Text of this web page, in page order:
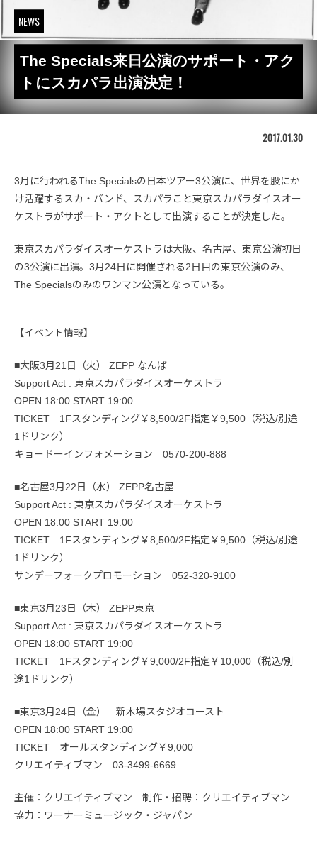
NEWS
The Specials来日公演のサポート・アク
トにスカパラ出演決定！
2017.01.30
3月に行われるThe Specialsの日本ツアー3公演に、世界を股にか
け活躍するスカ・バンド、スカパラこと東京スカパラダイスオー
ケストラがサポート・アクトとして出演することが決定した。
東京スカパラダイスオーケストラは大阪、名古屋、東京公演初日
の3公演に出演。3月24日に開催される2日目の東京公演のみ、
The Specialsのみのワンマン公演となっている。
【イベント情報】
■大阪3月21日（火） ZEPP なんば
Support Act : 東京スカパラダイスオーケストラ
OPEN 18:00 START 19:00
TICKET 1Fスタンディング￥8,500/2F指定￥9,500（税込/別途
1ドリンク）
キョードーインフォメーション 0570-200-888
■名古屋3月22日（水） ZEPP名古屋
Support Act : 東京スカパラダイスオーケストラ
OPEN 18:00 START 19:00
TICKET 1Fスタンディング￥8,500/2F指定￥9,500（税込/別途
1ドリンク）
サンデーフォークプロモーション 052-320-9100
■東京3月23日（木） ZEPP東京
Support Act : 東京スカパラダイスオーケストラ
OPEN 18:00 START 19:00
TICKET 1Fスタンディング￥9,000/2F指定￥10,000（税込/別
途1ドリンク）
■東京3月24日（金） 新木場スタジオコースト
OPEN 18:00 START 19:00
TICKET オールスタンディング￥9,000
クリエイティブマン 03-3499-6669
主催：クリエイティブマン 制作・招聘：クリエイティブマン
協力：ワーナーミュージック・ジャパン